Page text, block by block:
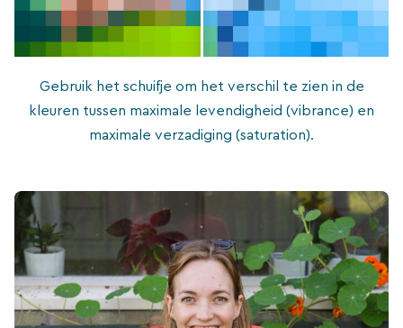
Gebruik het schuifje om het verschil te zien in de
kleuren tussen maximale levendigheid (vibrance) en
maximale verzadiging (saturation).